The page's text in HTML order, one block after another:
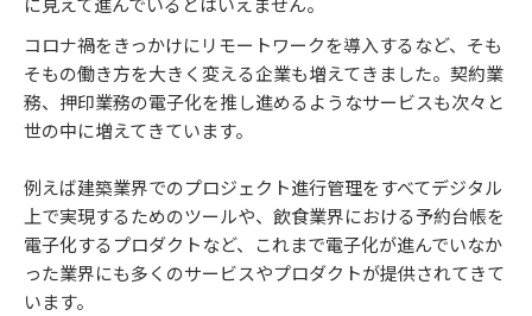
コロナ禍をきっかけにリモートワークを導入するなど、そも
そもの働き方を大きく変える企業も増えてきました。契約業
務、押印業務の電子化を推し進めるようなサービスも次々と
世の中に増えてきています。
例えば建築業界でのプロジェクト進行管理をすべてデジタル
上で実現するためのツールや、飲食業界における予約台帳を
電子化するプロダクトなど、これまで電子化が進んでいなか
った業界にも多くのサービスやプロダクトが提供されてきて
います。